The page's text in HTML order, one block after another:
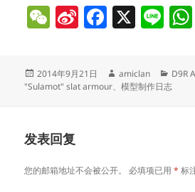
W
C
h
Si
a
W
F
c
e
k
X Li
e
发
布
2014年9月21日
作
者
amiclan
分
类
D9R
"Sulamot" slat armour、模型制作日志
发表回复
您的邮箱地址不会被公开。 必填项已用* 标